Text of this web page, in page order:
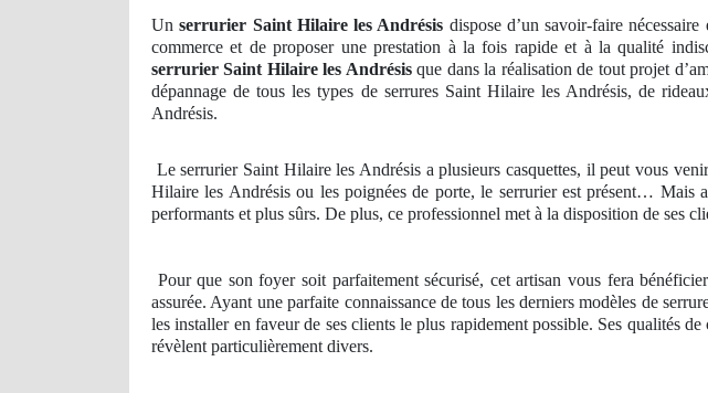
Unserrurier Saint Hilaire les Andrésis dispose d’un savoir-faire
commerce et de proposer une prestation à la fois rapide et à la qualité
serrurier Saint Hilaire les Andrésisque dans la réalisation de tout projet
dépannage de tous les types de serrures Saint Hilaire les Andrésis, de
Andrésis.
Le serrurier Saint Hilaire les Andrésis a plusieurs casquettes, il peut vous
Hilaire les Andrésis ou les poignées de porte, le serrurier est présent… Mais
performants et plus sûrs. De plus, ce professionnel met à la disposition de ses
Pour que son foyer soit parfaitement sécurisé, cet artisan vous fera
assurée. Ayant une parfaite connaissance de tous les derniers modèles de
les installer en faveur de ses clients le plus rapidement possible. Ses qualités
révèlent particulièrement divers.